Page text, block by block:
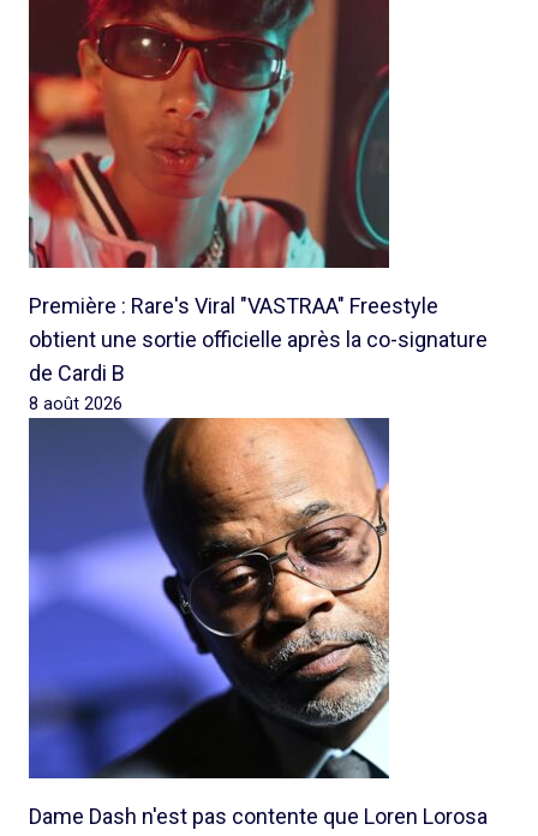
Première : Rare's Viral "VASTRAA" Freestyle
obtient une sortie officielle après la co-signature
de Cardi B
8 août 2026
Dame Dash n'est pas contente que Loren Lorosa